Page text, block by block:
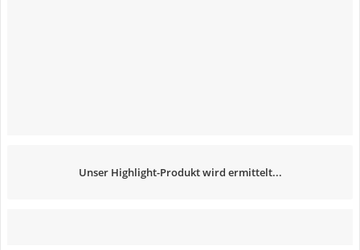
Unser Highlight-Produkt wird ermittelt...